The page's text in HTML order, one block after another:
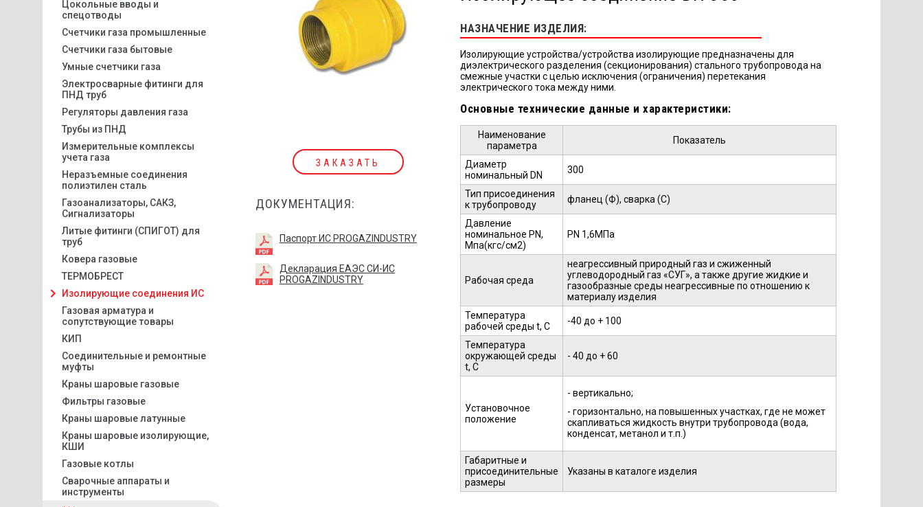
Цокольные вводы и
спецотводы
Счетчики газа промышленные
Счетчики газа бытовые
Умные счетчики газа
Электросварные фитинги для
ПНД труб
Регуляторы давления газа
Трубы из ПНД
Измерительные комплексы
учета газа
Неразъемные соединения
полиэтилен сталь
Газоанализаторы, САКЗ,
Сигнализаторы
Литые фитинги (СПИГОТ) для
труб
Ковера газовые
ТЕРМОБРЕСТ
Изолирующие соединения ИС
Газовая арматура и
сопутствующие товары
КИП
Соединительные и ремонтные
муфты
Краны шаровые газовые
Фильтры газовые
Краны шаровые латунные
Краны шаровые изолирующие,
КШИ
Газовые котлы
Сварочные аппараты и
инструменты
ЗАКАЗАТЬ
ДОКУМЕНТАЦИЯ:
Паспорт ИС PROGAZINDUSTRY
Декларация ЕАЭС СИ-ИС
PROGAZINDUSTRY
НАЗНАЧЕНИЕ ИЗДЕЛИЯ:
Изолирующие устройства/устройства изолирующие предназначены для
диэлектрического разделения (секционирования) стального трубопровода на
смежные участки с целью исключения (ограничения) перетекания
электрического тока между ними.
Основные технические данные и характеристики:
Наименование
параметра
Показатель
Диаметр
номинальный DN
300
Тип присоединения
к трубопроводу
фланец (Ф), сварка (С)
Давление
номинальное PN,
Мпа(кгс/см2)
PN 1,6МПа
Рабочая среда
неагрессивный природный газ и сжиженный
углеводородный газ «СУГ», а также другие жидкие и
газообразные среды неагрессивные по отношению к
материалу изделия
Температура
рабочей среды t, С
-40 до + 100
Температура
окружающей среды
t, С
- 40 до + 60
Установочное
положение
- вертикально;
- горизонтально, на повышенных участках, где не может
скапливаться жидкость внутри трубопровода (вода,
конденсат, метанол и т.п.)
Габаритные и
присоединительные
размеры
Указаны в каталоге изделия